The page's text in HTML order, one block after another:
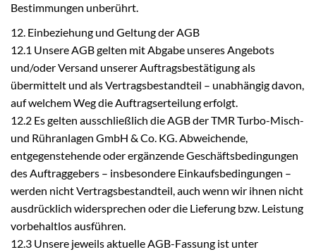
Bestimmungen unberührt.
12. Einbeziehung und Geltung der AGB
12.1 Unsere AGB gelten mit Abgabe unseres Angebots
und/oder Versand unserer Auftragsbestätigung als
übermittelt und als Vertragsbestandteil – unabhängig davon,
auf welchem Weg die Auftragserteilung erfolgt.
12.2 Es gelten ausschließlich die AGB der TMR Turbo-Misch-
und Rühranlagen GmbH & Co. KG. Abweichende,
entgegenstehende oder ergänzende Geschäftsbedingungen
des Auftraggebers – insbesondere Einkaufsbedingungen –
werden nicht Vertragsbestandteil, auch wenn wir ihnen nicht
ausdrücklich widersprechen oder die Lieferung bzw. Leistung
vorbehaltlos ausführen.
12.3 Unsere jeweils aktuelle AGB-Fassung ist unter